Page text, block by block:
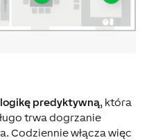
logikę predyktywną, która
trwa dogrzanie
Codziennie włącza więc